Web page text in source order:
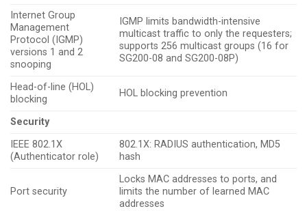
Internet Group
Management
Protocol (IGMP)
versions 1 and 2
snooping
IGMP limits bandwidth-intensive
multicast traffic to only the requesters;
supports 256 multicast groups (16 for
SG200-08 and SG200-08P)
Head-of-line (HOL)
blocking
HOL blocking prevention
Security
IEEE 802.1X
(Authenticator role)
802.1X: RADIUS authentication, MD5
hash
Port security
Locks MAC addresses to ports, and
limits the number of learned MAC
addresses